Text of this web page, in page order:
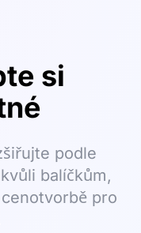
si
podle
balíčkům,
pro